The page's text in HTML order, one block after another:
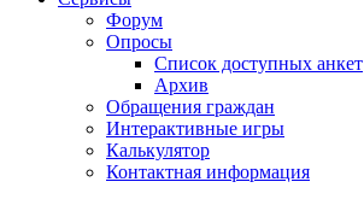
Форум
Опросы
Список доступных анкет
Архив
Обращения граждан
Интерактивные игры
Калькулятор
Контактная информация